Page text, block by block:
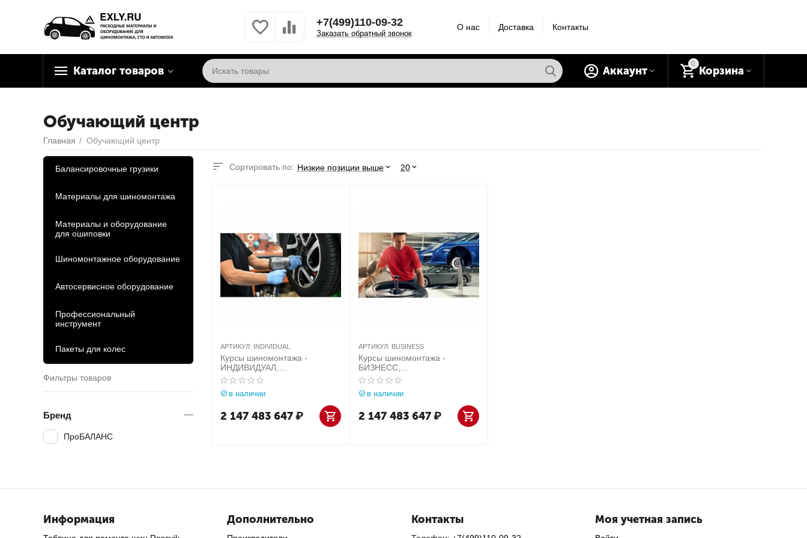
+7(499)110-09-32
Заказать обратный звонок
О нас Доставка Контакты
Каталог товаров
0
Корзина
Аккаунт
Обучающий центр
Главная / Обучающий центр
Сортировать по: Низкие позиции выше 20
АРТИКУЛ: INDIVIDUAL
Курсы шиномонтажа -
ИНДИВИДУАЛ,
продолжительность: 1 неделя
в наличии
2 147 483 647₽
АРТИКУЛ: BUSINESS
Курсы шиномонтажа -
БИЗНЕСС,
продолжительность: 1 неделя
в наличии
2 147 483 647₽
Балансировочные грузики
Материалы для шиномонтажа
Материалы и оборудование
для ошиповки
Шиномонтажное оборудование
Автосервисное оборудование
Профессиональный
инструмент
Пакеты для колес
Фильтры товаров
Бренд
ПроБАЛАНС
Информация Дополнительно Контакты Моя учетная запись